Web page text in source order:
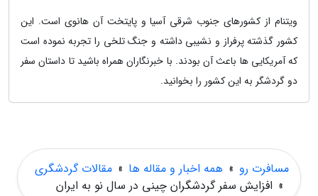
ویتنام از کشورهای جنوب شرقی آسیا و پایتخت آن هانوی است. این
کشور گذشته پرفراز و نشیبی داشته و جنگ تلخی را تجربه نموده است
که آمریکایی ها باعث آن بودند. با خبرنگاران همراه باشید تا داستان سفر
دو گردشگر به این کشور را بخوانید.
مسافرت رو » همه اخبار و مقاله ها » مقالات گردشگری
» افزایش سفر گردشگران چینی در سال نو به ایران